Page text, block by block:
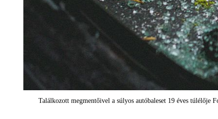
Találkozott megmentőivel a súlyos autóbaleset 19 éves túlélője